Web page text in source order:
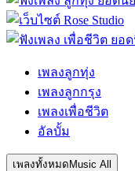
เพลงลูกทุ่ง
เพลงลูกกรุง
เพลงเพื่อชีวิต
อัลบั้ม
เพลงทั้งหมด Music All